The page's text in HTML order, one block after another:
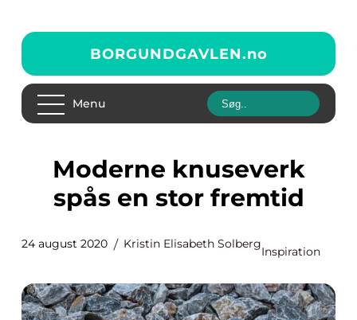
BORGUNDGAVLEN.no
Menu
Moderne knuseverk
spås en stor fremtid
24 august 2020 Kristin Elisabeth Solberg
Inspiration